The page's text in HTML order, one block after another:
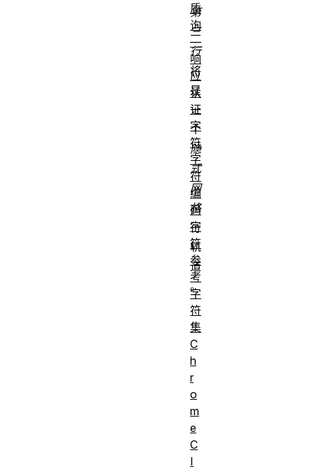
第
三
行
将
是
一
个
隐
式
网
格
行
轨
道
。
质
询
—
响
应
认
证
字
符
字
符
编
码
字
符
参
考
字
符
集
C
h
r
o
m
e
C
I